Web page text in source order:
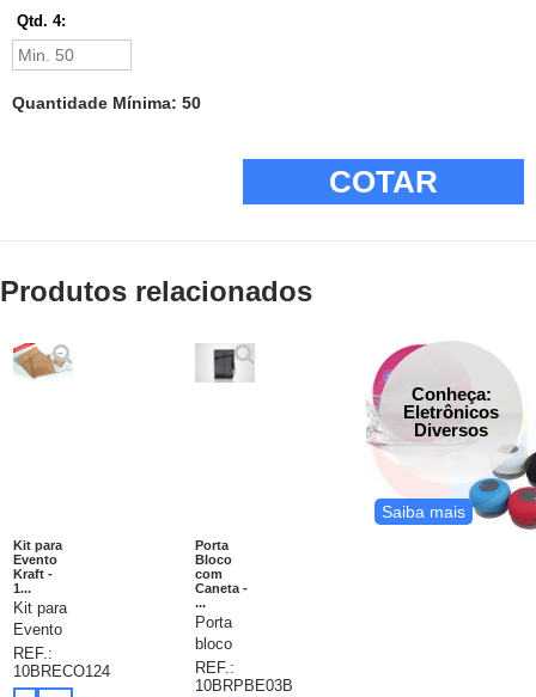
Qtd. 4:
Quantidade Mínima: 50
COTAR
Produtos relacionados
Kit para
Evento
Kraft -
1...
Kit para
Evento
Kraft,
composto
REF.:
10BRECO124
Porta
Bloco
com
Caneta -
...
Porta
bloco
com
lingueta
REF.:
10BRPBE03B
Conheça:
Eletrônicos
Diversos
Saiba mais